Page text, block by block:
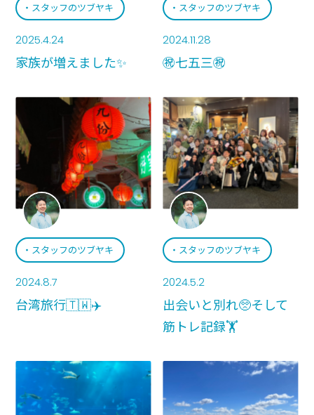
スタッフのツブヤキ
2025.4.24
家族が増えました✨
スタッフのツブヤキ
2024.11.28
㊗️七五三㊗️
スタッフのツブヤキ
2024.8.7
台湾旅行🇹🇼✈️
スタッフのツブヤキ
2024.5.2
出会いと別れ🥺そして
筋トレ記録🏋️